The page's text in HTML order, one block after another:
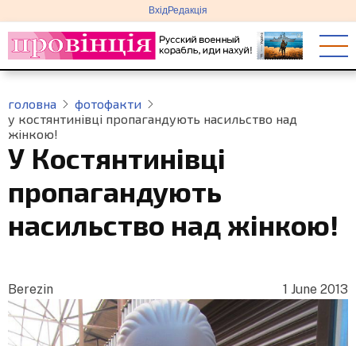
до
основного
вмісту
меню
облікового
запису
користувача
ВхідРедакція
головна
фотофакти
у костянтинівці пропагандують насильство над
жінкою!
У Костянтинівці
пропагандують
насильство над жінкою!
Berezin 1 June 2013